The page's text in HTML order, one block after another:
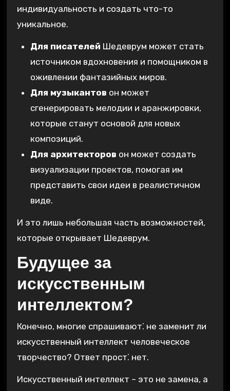
индивидуальность и создать что-то
уникальное.
Для писателей Шедеврум может стать
источником вдохновения и помощником в
оживлении фантазийных миров.
Для музыкантов он может
сгенерировать мелодии и аранжировки,
которые станут основой для новых
композиций.
Для архитекторов он может создать
визуализации проектов, помогая им
представить свои идеи в реалистичном
виде.
И это лишь небольшая часть возможностей,
которые открывает Шедеврум.
Будущее за
искусственным
интеллектом?
Конечно, многие спрашивают⁚ не заменит ли
искусственный интеллект человеческое
творчество? Ответ прост⁚ нет.
Искусственный интеллект – это не замена, а